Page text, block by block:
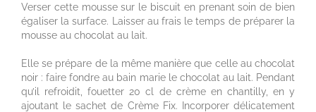
Verser cette mousse sur le biscuit en prenant soin de bien
égaliser la surface. Laisser au frais le temps de préparer la
mousse au chocolat au lait.
Elle se prépare de la même manière que celle au chocolat
noir : faire fondre au bain marie le chocolat au lait. Pendant
qu’il refroidit, fouetter 20 cl de crème en chantilly, en y
ajoutant le sachet de Crème Fix. Incorporer délicatement